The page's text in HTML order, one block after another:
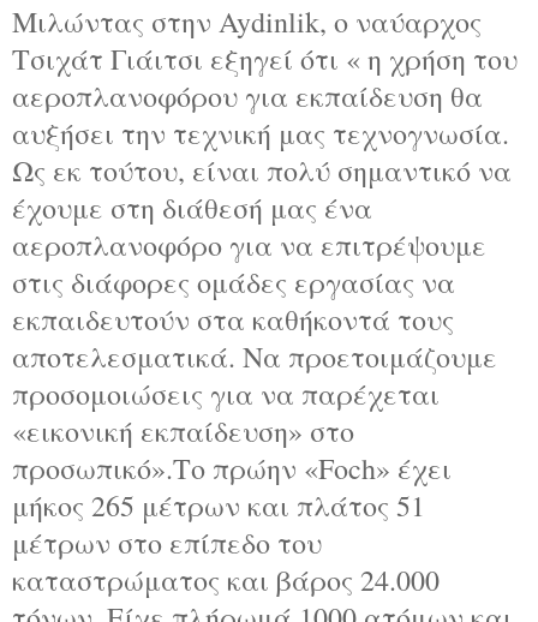
Mιλώντας στην Aydinlik, ο ναύαρχος
Τσιχάτ Γιάιτσι εξηγεί ότι « η χρήση του
αεροπλανοφόρου για εκπαίδευση θα
αυξήσει την τεχνική μας τεχνογνωσία.
Ως εκ τούτου, είναι πολύ σημαντικό να
έχουμε στη διάθεσή μας ένα
αεροπλανοφόρο για να επιτρέψουμε
στις διάφορες ομάδες εργασίας να
εκπαιδευτούν στα καθήκοντά τους
αποτελεσματικά. Να προετοιμάζουμε
προσομοιώσεις για να παρέχεται
«εικονική εκπαίδευση» στο
προσωπικό».Το πρώην «Foch» έχει
μήκος 265 μέτρων και πλάτος 51
μέτρων στο επίπεδο του
καταστρώματος και βάρος 24.000